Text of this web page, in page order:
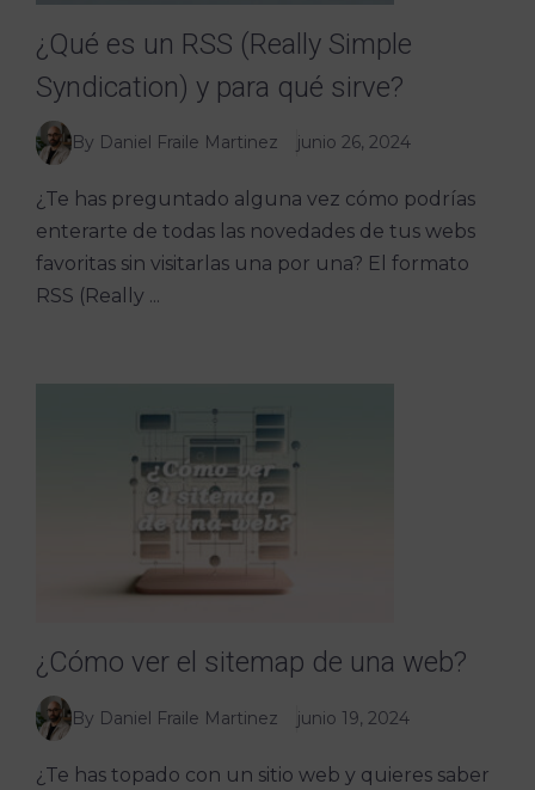
¿Qué es un RSS (Really Simple
Syndication) y para qué sirve?
By Daniel Fraile Martinez junio 26, 2024
¿Te has preguntado alguna vez cómo podrías
enterarte de todas las novedades de tus webs
favoritas sin visitarlas una por una? El formato
RSS (Really ...
¿Cómo ver el sitemap de una web?
By Daniel Fraile Martinez junio 19, 2024
¿Te has topado con un sitio web y quieres saber